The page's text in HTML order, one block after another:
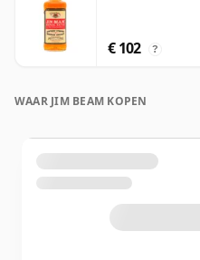
€ 102 ?
WAAR JIM BEAM KOPEN